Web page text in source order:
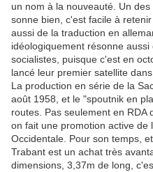
un nom à la nouveauté. Un
sonne bien, c'est facile à
aussi de la traduction en
idéologiquement résonne
socialistes, puisque c'est en
lancé leur premier satellite
La production en série de la
août 1958, et le "spoutnik en
routes. Pas seulement en RDA
on fait une promotion active de
Occidentale. Pour son temps,
Trabant est un achat très
dimensions, 3,37m de long,